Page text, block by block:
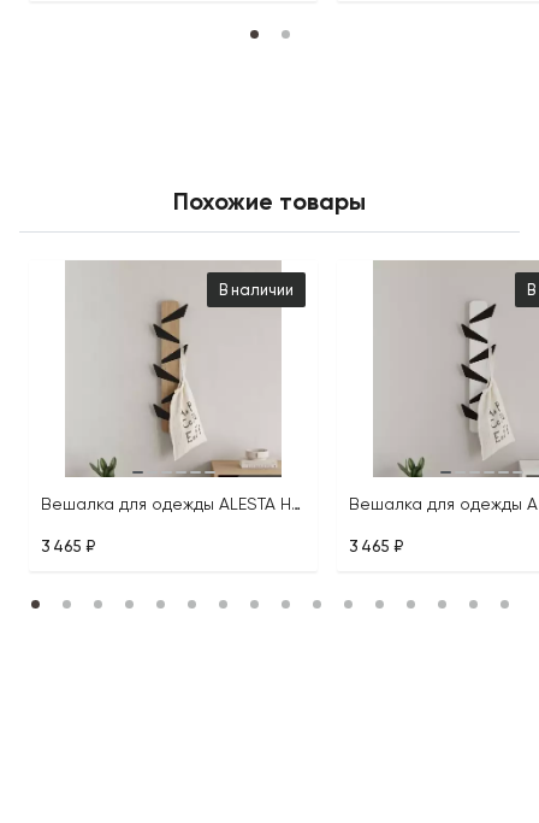
Похожие товары
В наличии
Вешалка для одежды ALESTA HANGER
3 465 ₽ 3 465 ₽